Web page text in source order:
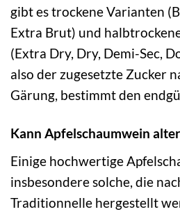
gibt es trockene Varianten
Extra Brut) und
(Extra Dry, Dry, Demi-Sec,
also der zugesetzte Zucker
Gärung, bestimmt den
Kann Apfelschaumwein
Einige hochwertige
insbesondere solche, die
Traditionnelle hergestellt